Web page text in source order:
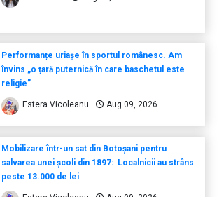
Performanțe uriașe în sportul românesc. Am
învins „o țară puternică în care baschetul este
religie”
Estera Vicoleanu Aug 09, 2026
Mobilizare într-un sat din Botoșani pentru
salvarea unei școli din 1897: Localnicii au strâns
peste 13.000 de lei